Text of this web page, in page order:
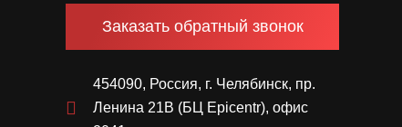
Заказать обратный звонок
454090, Россия, г. Челябинск, пр.
Ленина 21В (БЦ Epicentr), офис